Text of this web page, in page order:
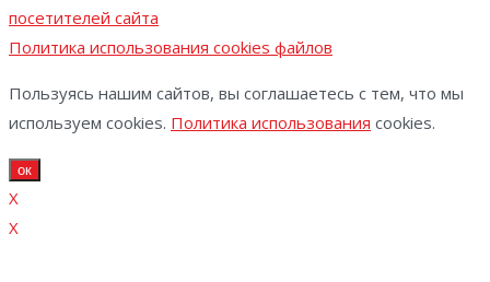
посетителей сайта
Политика использования cookies файлов
Пользуясь нашим сайтов, вы соглашаетесь с тем, что мы
используем cookies. Политика использования cookies.
ок
X
X